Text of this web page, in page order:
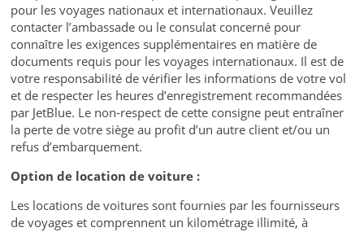
pour les voyages nationaux et internationaux. Veuillez
contacter l’ambassade ou le consulat concerné pour
connaître les exigences supplémentaires en matière de
documents requis pour les voyages internationaux. Il est de
votre responsabilité de vérifier les informations de votre vol
et de respecter les heures d’enregistrement recommandées
par JetBlue. Le non-respect de cette consigne peut entraîner
la perte de votre siège au profit d’un autre client et/ou un
refus d’embarquement.
Option de location de voiture :
Les locations de voitures sont fournies par les fournisseurs
de voyages et comprennent un kilométrage illimité, à